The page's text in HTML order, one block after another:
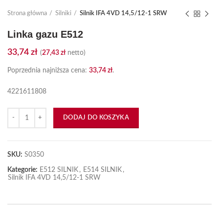
Strona główna Silniki Silnik IFA 4VD 14,5/12-1 SRW
Linka gazu E512
33,74 zł (27,43 złnetto)
Poprzednia najniższa cena: 33,74 zł.
4221611808
DODAJ DO KOSZYKA
SKU: S0350
Kategorie: E512 SILNIK , E514 SILNIK ,
Silnik IFA 4VD 14,5/12-1 SRW